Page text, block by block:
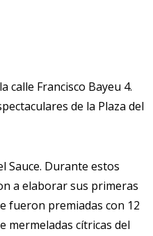
calle Francisco Bayeu 4.
de la Plaza del
Sauce. Durante estos
a elaborar sus primeras
fueron premiadas con 12
mermeladas cítricas del